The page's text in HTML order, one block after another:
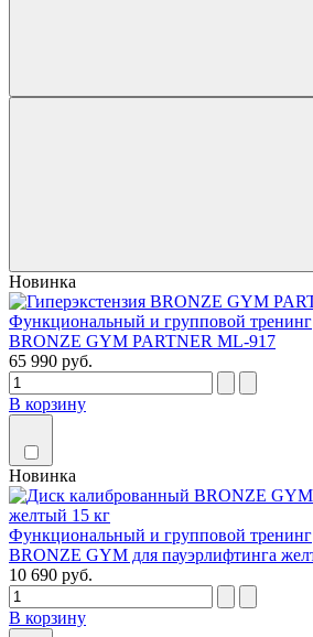
Новинка
Функциональный и групповой тренинг
BRONZE GYM PARTNER ML-917
65 990 руб.
В корзину
Новинка
Функциональный и групповой тренинг
BRONZE GYM для пауэрлифтинга
10 690 руб.
В корзину